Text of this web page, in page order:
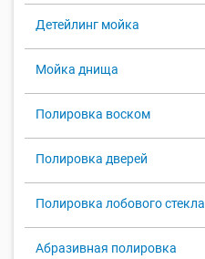
Детейлинг мойка
Мойка днища
Полировка воском
Полировка дверей
Полировка лобового стекла
Абразивная полировка